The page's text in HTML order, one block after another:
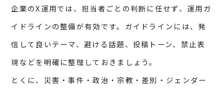
企業のX運用では、担当者ごとの判断に任せず、運用ガ
イドラインの整備が有効です。ガイドラインには、発
信して良いテーマ、避ける話題、投稿トーン、禁止表
現などを明確に整理しておきましょう。
とくに、災害・事件・政治・宗教・差別・ジェンダー